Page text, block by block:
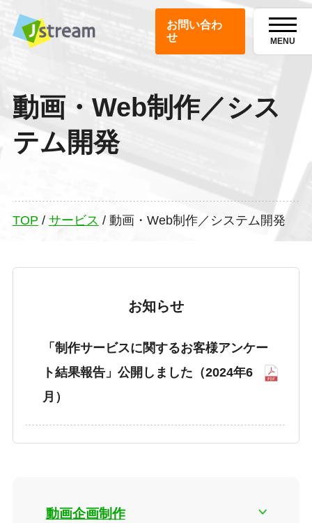
お問い合わ
せ
MENU
動画・Web制作／シス
テム開発
TOP / サービス / 動画・Web制作／システム開発
お知らせ
「制作サービスに関するお客様アンケー
ト結果報告」公開しました（2024年6
月）
動画企画制作